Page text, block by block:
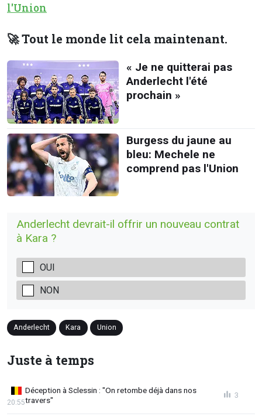
l'Union
🚀 Tout le monde lit cela maintenant.
« Je ne quitterai pas
Anderlecht l'été
prochain »
Burgess du jaune au
bleu: Mechele ne
comprend pas l'Union
Anderlecht devrait-il offrir un nouveau contrat
à Kara ?
OUI
NON
Anderlecht Kara Union
Juste à temps
Déception à Sclessin : "On retombe déjà dans nos
travers"
20:55
3